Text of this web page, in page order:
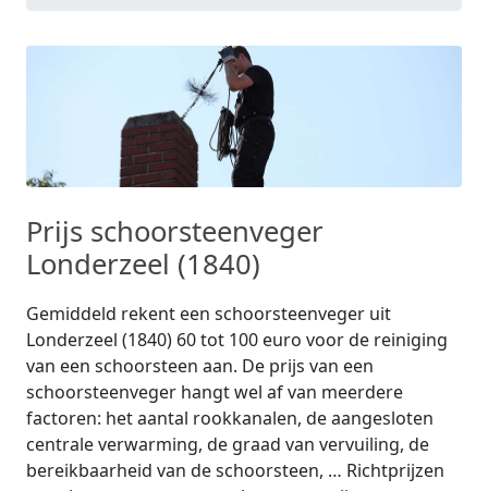
Prijs schoorsteenveger
Londerzeel (1840)
Gemiddeld rekent een schoorsteenveger uit
Londerzeel (1840) 60 tot 100 euro voor de reiniging
van een schoorsteen aan. De prijs van een
schoorsteenveger hangt wel af van meerdere
factoren: het aantal rookkanalen, de aangesloten
centrale verwarming, de graad van vervuiling, de
bereikbaarheid van de schoorsteen, … Richtprijzen